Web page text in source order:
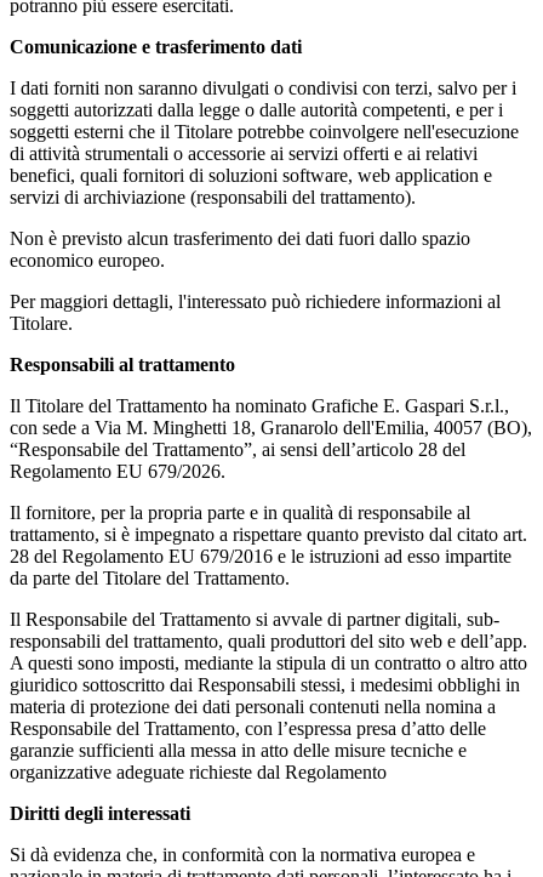
potranno più essere esercitati.
Comunicazione e trasferimento dati
I dati forniti non saranno divulgati o condivisi con terzi, salvo per i
soggetti autorizzati dalla legge o dalle autorità competenti, e per i
soggetti esterni che il Titolare potrebbe coinvolgere nell'esecuzione
di attività strumentali o accessorie ai servizi offerti e ai relativi
benefici, quali fornitori di soluzioni software, web application e
servizi di archiviazione (responsabili del trattamento).
Non è previsto alcun trasferimento dei dati fuori dallo spazio
economico europeo.
Per maggiori dettagli, l'interessato può richiedere informazioni al
Titolare.
Responsabili al trattamento
Il Titolare del Trattamento ha nominato Grafiche E. Gaspari S.r.l.,
con sede a Via M. Minghetti 18, Granarolo dell'Emilia, 40057 (BO),
“Responsabile del Trattamento”, ai sensi dell’articolo 28 del
Regolamento EU 679/2026.
Il fornitore, per la propria parte e in qualità di responsabile al
trattamento, si è impegnato a rispettare quanto previsto dal citato art.
28 del Regolamento EU 679/2016 e le istruzioni ad esso impartite
da parte del Titolare del Trattamento.
Il Responsabile del Trattamento si avvale di partner digitali, sub-
responsabili del trattamento, quali produttori del sito web e dell’app.
A questi sono imposti, mediante la stipula di un contratto o altro atto
giuridico sottoscritto dai Responsabili stessi, i medesimi obblighi in
materia di protezione dei dati personali contenuti nella nomina a
Responsabile del Trattamento, con l’espressa presa d’atto delle
garanzie sufficienti alla messa in atto delle misure tecniche e
organizzative adeguate richieste dal Regolamento
Diritti degli interessati
Si dà evidenza che, in conformità con la normativa europea e